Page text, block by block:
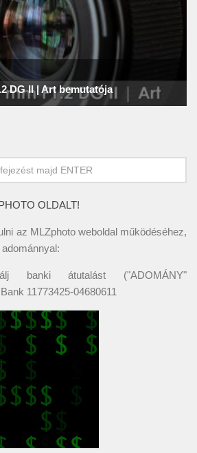
OLDALT!
az MLZphoto weboldal működéséhez,
banki átutalást ("ADOMÁNY"
11773425-04680611